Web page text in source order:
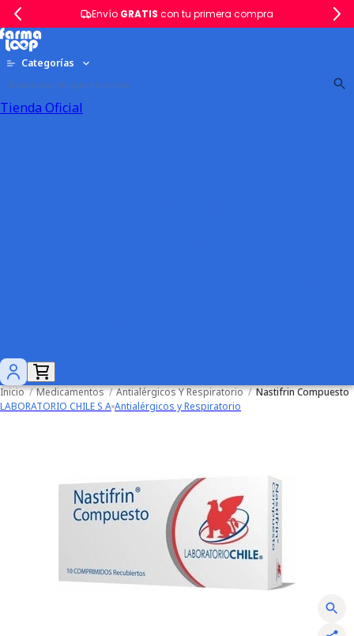
Envío GRATIS con tu primera compra
Categorías
Tienda Oficial
Inicio / Medicamentos / Antialérgicos Y Respiratorio / Nastifrin Compuesto
LABORATORIO CHILE S A Antialérgicos y Respiratorio